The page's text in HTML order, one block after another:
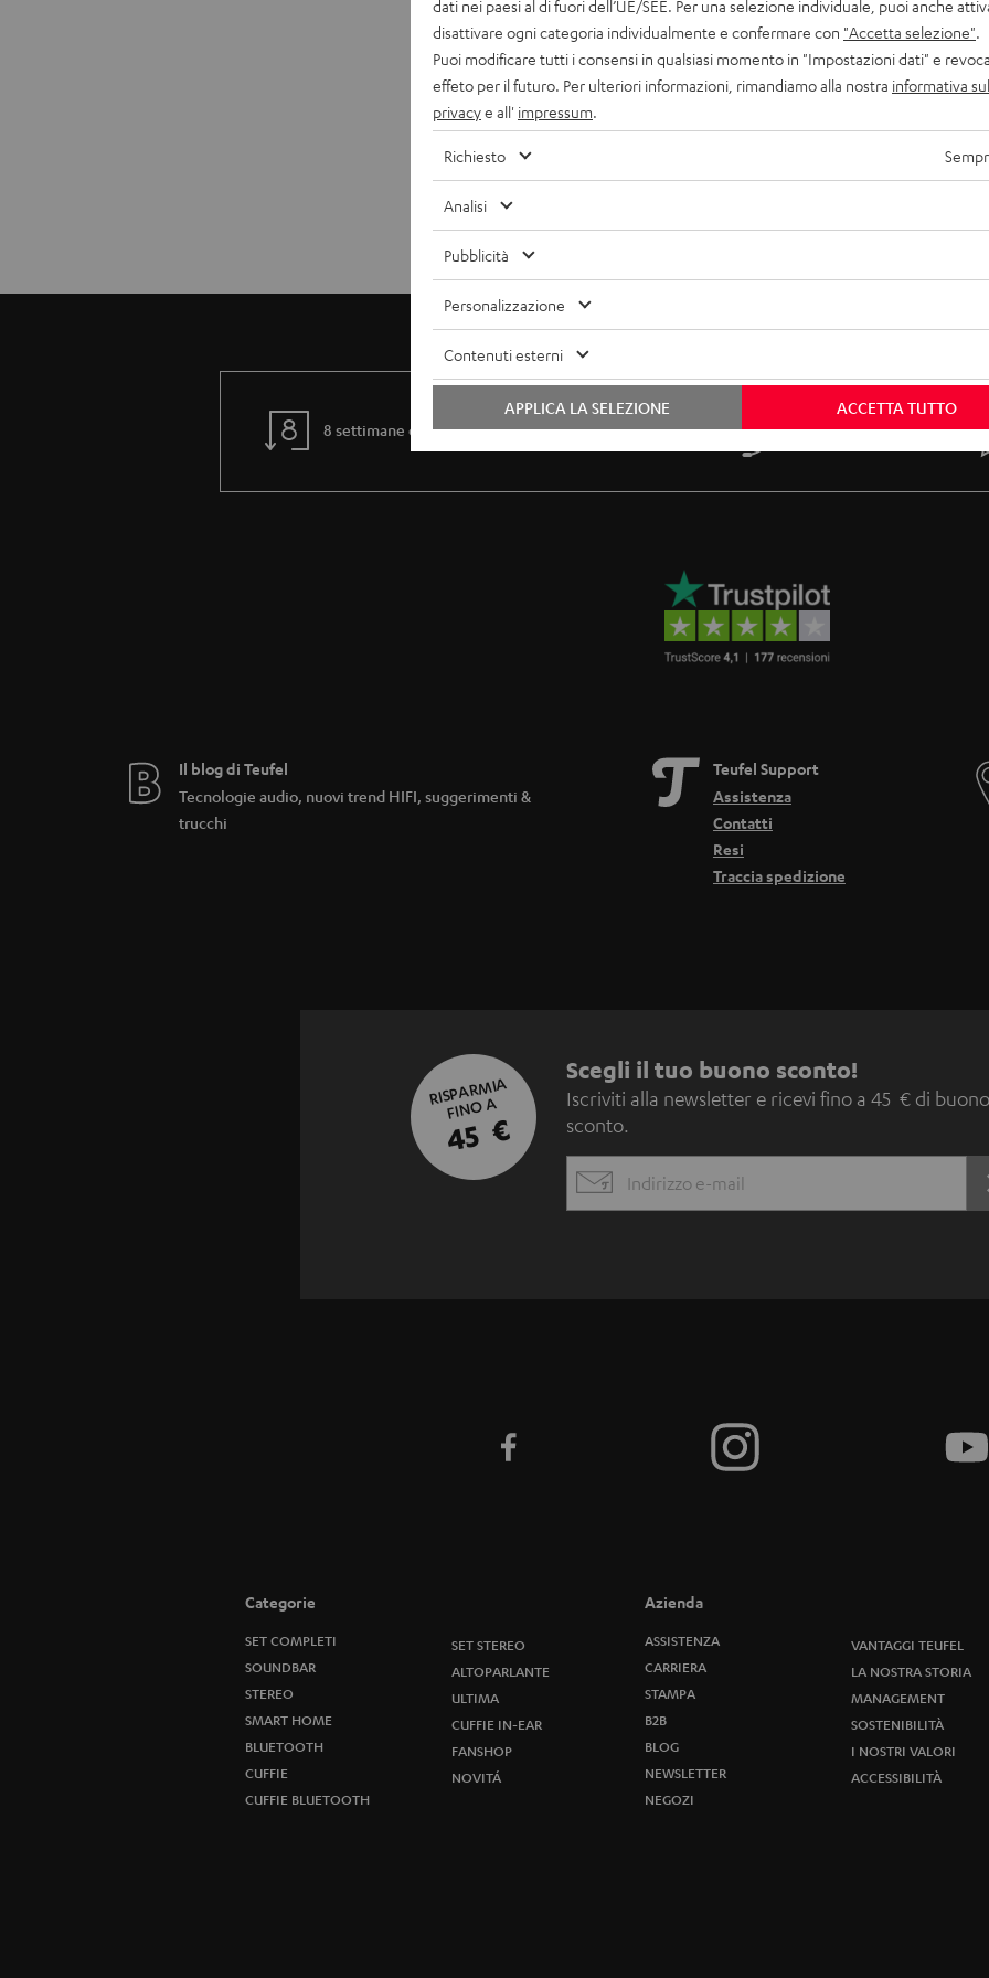
7.1 systems: lush home cinema sound
With a 7.1 system, i.e. a proud 7 speakers and subwoofer, the surround sound is further enhanced. The listener can thus be
loudspeaker set-up of a 7.1 system provides for two additional satellites for this purpose.
From 5.2.2 to 9.4.4 - 3D sound from everywhere
With the introduction of Dolby Atmos and thus the three-dimensional sound, the number series becomes even longer. The
boxes that output the sound signal from above, directly or reflected by the ceiling. So if you can't get enough sound, you can
The placement of the speakers is decisive for the sound image. The number of speakers is not necessarily important for the
to find out about the best positioning.
8 settimane di prova gratuita Reso gratuito Assistenza clienti interna
Il blog di Teufel
Tecnologie audio, nuovi trend HIFI, suggerimenti &
trucchi
Teufel Support
Assistenza
Contatti
Resi
Traccia spedizione
RISPARMIA
FINO A
45 €
I
s
c
r
Scegli il tuo buono sconto!
Iscriviti alla newsletter e ricevi fino a 45 € di buono
sconto.
EMAIL
Categorie
SET COMPLETI
SOUNDBAR
STEREO
SMART HOME
BLUETOOTH
CUFFIE
CUFFIE BLUETOOTH
SET STEREO
ALTOPARLANTE
ULTIMA
CUFFIE IN-EAR
FANSHOP
NOVITÁ
Azienda
ASSISTENZA
CARRIERA
STAMPA
B2B
BLOG
NEWSLETTER
NEGOZI
VANTAGGI TEUFEL
LA NOSTRA STORIA
MANAGEMENT
SOSTENIBILITÀ
I NOSTRI VALORI
ACCESSIBILITÀ
dati nei paesi al di fuori dell’UE/SEE. Per una selezione individuale, puoi anche
disattivare ogni categoria individualmente e confermare con "Accetta selezione"
Puoi modificare tutti i consensi in qualsiasi momento in "Impostazioni dati" e
effeto per il futuro. Per ulteriori informazioni, rimandiamo alla nostra informativa
privacye all' impressum
Richiesto
Analisi
Pubblicità
Personalizzazione
Contenuti esterni
ACCETTA TUTTO
APPLICA LA SELEZIONE